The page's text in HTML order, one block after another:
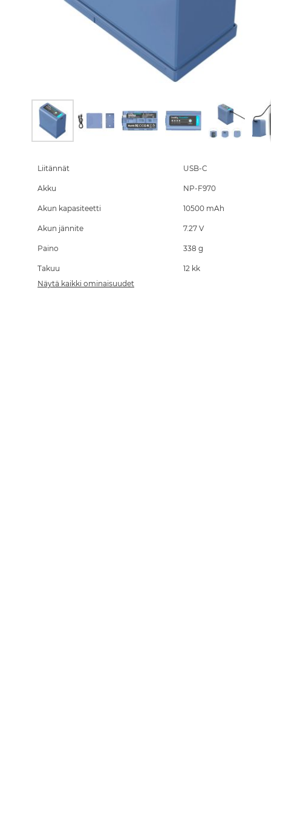
the
of
images
Liitännät USB-C
Akku NP-F970
Akun kapasiteetti 10500 mAh
Akun jännite 7.27 V
Paino 338 g
Takuu
12 kk
Näytä kaikki ominaisuudet